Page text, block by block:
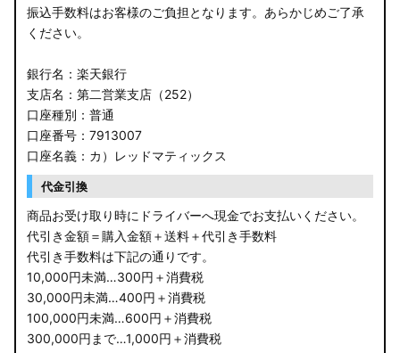
振込手数料はお客様のご負担となります。あらかじめご了承
ください。
銀行名：楽天銀行
支店名：第二営業支店（252）
口座種別：普通
口座番号：7913007
口座名義：カ）レッドマティックス
代金引換
商品お受け取り時にドライバーへ現金でお支払いください。
代引き金額＝購入金額＋送料＋代引き手数料
代引き手数料は下記の通りです。
10,000円未満…300円＋消費税
30,000円未満…400円＋消費税
100,000円未満…600円＋消費税
300,000円まで…1,000円＋消費税